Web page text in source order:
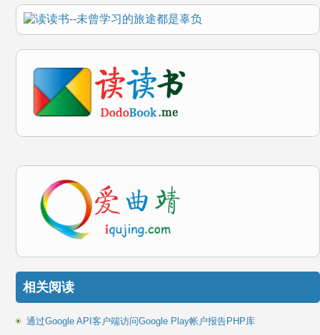
相关阅读
通过Google API客户端访问Google Play帐户报告PHP库